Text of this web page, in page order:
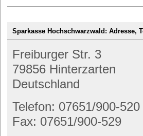
Sparkasse Hochschwarzwald: Adresse,
Freiburger Str. 3
79856 Hinterzarten
Deutschland
Telefon: 07651/900-520
Fax: 07651/900-529